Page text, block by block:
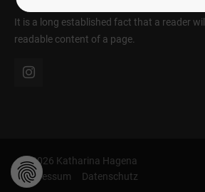
It is a long established fact that a reader
readable content of a page.
© 2026 Katharina Hagena
Impressum
Datenschutz